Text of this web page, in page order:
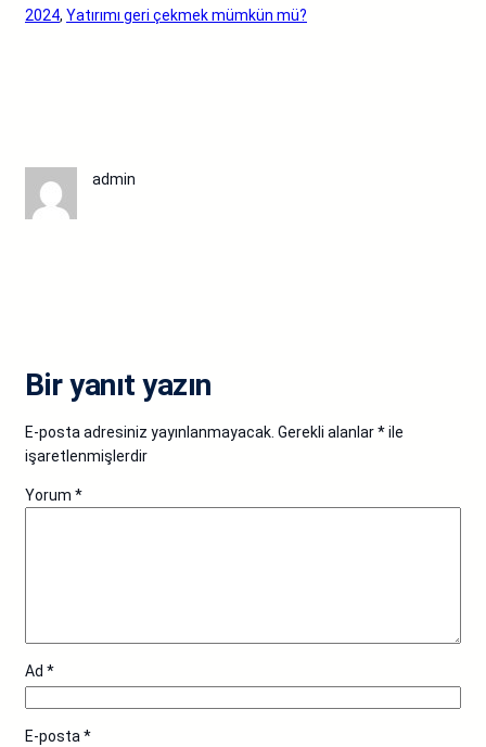
2024, Yatırımı geri çekmek mümkün mü?
admin
Bir yanıt yazın
E-posta adresiniz yayınlanmayacak. Gerekli alanlar*ile
işaretlenmişlerdir
Yorum *
Ad *
E-posta*